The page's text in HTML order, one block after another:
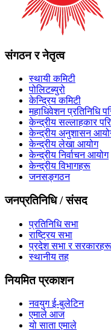
संगठन र नेतृत्व
स्थायी कमिटी
पोलिटब्युरो
केन्द्रिय कमिटी
महाधिवेशन प्रतिनिधि
केन्द्रीय सल्लाहकार
केन्द्रीय अनुशासन
केन्द्रीय लेखा आयोग
केन्द्रीय निर्वाचन आयोग
केन्द्रीय विभागहरू
जनसङ्गठन
जनप्रतिनिधि / संसद
प्रतिनिधि सभा
राष्ट्रिय सभा
प्रदेश सभा र सरकारहरू
स्थानीय तह
नियमित प्रकाशन
नवयुग ई-बुलेटिन
एमाले आज
यो साता एमाले